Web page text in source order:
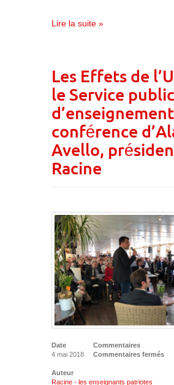
Lire la suite »
Les Effets de
le Service public
conférence
Avello,
Racine
Date
4 mai 2018
Commentaires
Commentaires fermés
Auteur
Racine - les enseignants patriotes